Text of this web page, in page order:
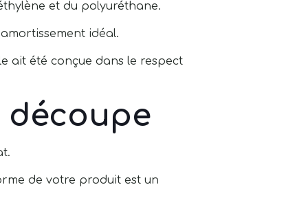
et du polyuréthane.
idéal.
ait été conçue dans le respect
découpe
de votre produit est un